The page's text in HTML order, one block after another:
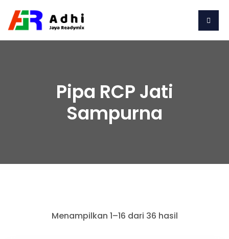
Pipa RCP Jati
Sampurna
Menampilkan 1–16 dari 36 hasil